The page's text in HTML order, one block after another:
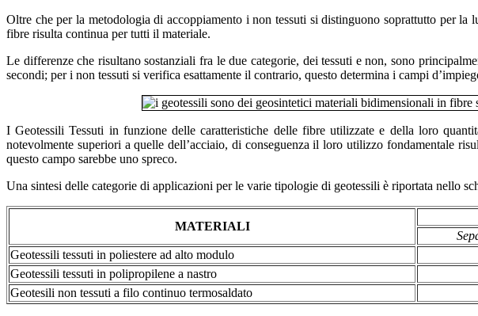
Oltre che per la metodologia di accoppiamento i non tessuti si distinguono soprattutto per
fibre risulta continua per tutti il materiale.
Le differenze che risultano sostanziali fra le due categorie, dei tessuti e non, sono
secondi; per i non tessuti si verifica esattamente il contrario, questo determina i campi
I Geotessili Tessuti in funzione delle caratteristiche delle fibre utilizzate e della loro
notevolmente superiori a quelle dell’acciaio, di conseguenza il loro utilizzo fondamentale
questo campo sarebbe uno spreco.
Una sintesi delle categorie di applicazioni per le varie tipologie di geotessili è riportata nello
MATERIALI
Geotessili tessuti in poliestere ad alto modulo
Geotessili tessuti in polipropilene a nastro
Geotesili non tessuti a filo continuo termosaldato